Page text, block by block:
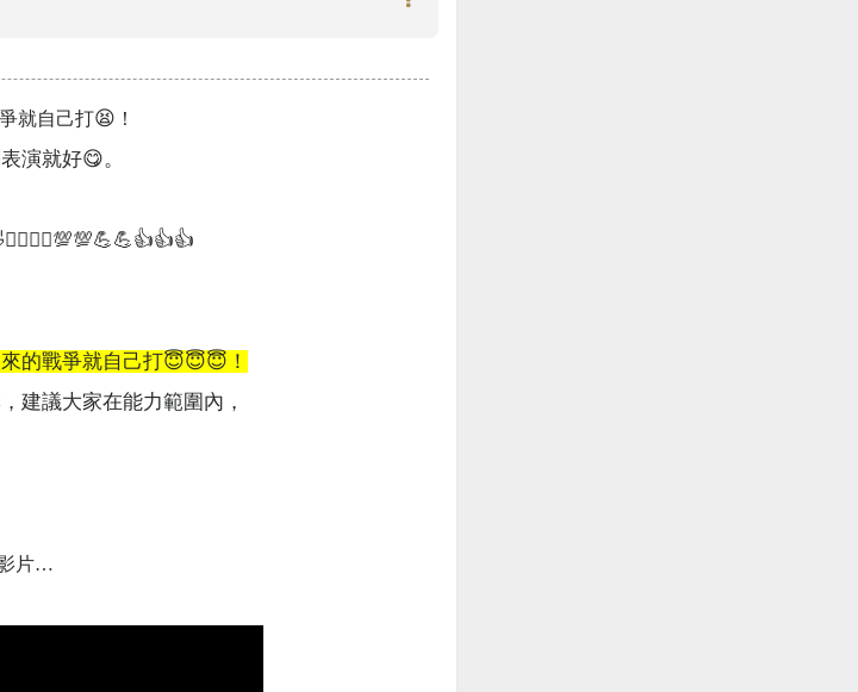
就自己打😫 ！
演就好😋。
的戰爭就自己打😇😇😇 ！
建議大家在能力範圍內，
片…